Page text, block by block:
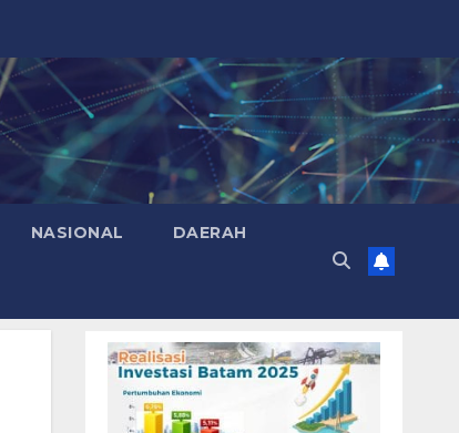
NASIONAL DAERAH